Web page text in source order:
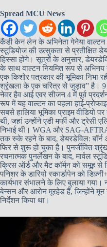
Spread MCU News
कैंडी केन लेन के अभिनेता गेनेया वाल्टन
स्टूडियोज की उत्सुकता से प्रतीक्षित
हिस्सा होंगे। सूत्रों के अनुसार,
के साथ वाल्टन नियमित रूप से
एक किशोर पत्रकार की भूमिका निभा
श्रृंखला के एक चरित्र से जुड़ाव” है।
नेवर हैव आई एवर सीजन 4 में पूर्व
रूप में यह वाल्टन का पहला हाई-
सबसे हालिया भूमिका प्राइम वीडियो
थी, जहां उन्होंने एडी मर्फी और ट्रेसी
निभाई थी। WGA और SAG-
तक रुके रहने के बाद, डेयरडेविल: बॉर्न
फिर से शुरू हो चुका है। पुनर्जीवित
रचनात्मक पुनर्लेखन के बाद, मार्वल
क्रिस ऑर्ड और मैट कॉर्मन को समूह से
पनिशर के डारियो स्कार्डापेन को
कार्यभार संभालने के लिए बुलाया
बेन्सन और आरोन मूरहेड हैं, जिन्होंने
निर्देशन किया था।